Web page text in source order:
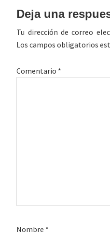
Interacciones
con
los
Deja una
Tu dirección de correo
Los campos obligatorios
Comentario *
Nombre *